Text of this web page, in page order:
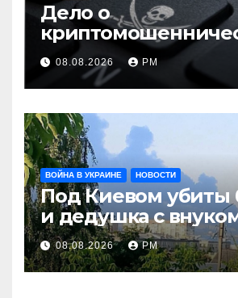
Дело о
оборачивают в
терроризму
08.08.2026 РМ
ВОЙНА В УКРАИНЕ НОВОСТИ
Под Киевом убиты
и дедушка с
Поволжье и на
вновь горят НПЗ
08.08.2026 РМ